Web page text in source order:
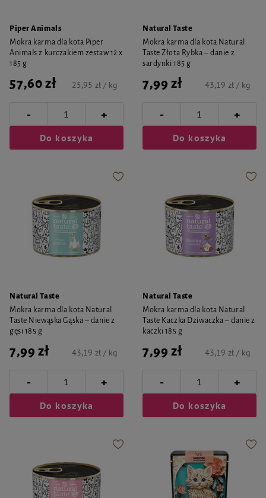
Piper Animals
Mokra karma dla kota Piper
Animals z kurczakiem zestaw 12 x
185 g
57,60 zł 25,95 zł / kg
- +
Do koszyka
Natural Taste
Mokra karma dla kota Natural
Taste Złota Rybka – danie z
sardynki 185 g
7,99 zł 43,19 zł / kg
- +
Do koszyka
Natural Taste
Mokra karma dla kota Natural
Taste Niewąska Gąska – danie z
gęsi 185 g
7,99 zł 43,19 zł / kg
- +
Do koszyka
Natural Taste
Mokra karma dla kota Natural
Taste Kaczka Dziwaczka – danie z
kaczki 185 g
7,99 zł 43,19 zł / kg
- +
Do koszyka